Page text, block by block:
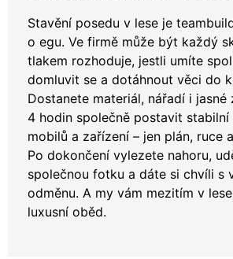
Stavění posedu v lese je
o egu. Ve firmě může být každý
tlakem rozhoduje, jestli umíte
domluvit se a dotáhnout věci do
Dostanete materiál, nářadí i jasné
4 hodin společně postavit stabilní
mobilů a zařízení – jen plán, ruce
Po dokončení vylezete nahoru,
společnou fotku a dáte si chvíli s
odměnu. A my vám mezitím v
luxusní oběd.